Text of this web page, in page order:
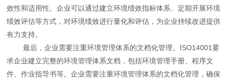
效性和适用性。企业可以通过建立环境绩效指标体系、定期开展环境
绩效评估等方式，对环境绩效进行量化和评估，为企业持续改进提供
有力支持。
最后，企业需要注重环境管理体系的文档化管理。ISO14001要
求企业建立完整的环境管理体系文档，包括环境管理手册、程序文
件、作业指导书等。企业需要注重环境管理体系的文档化管理，确保